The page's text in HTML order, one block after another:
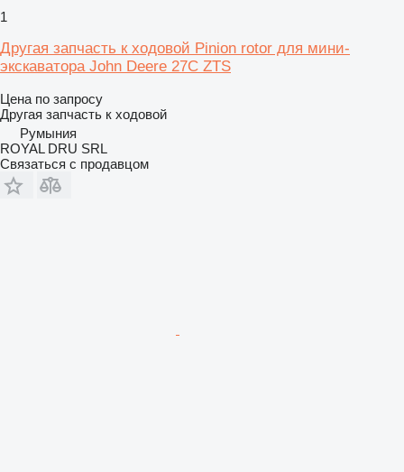
1
Другая запчасть к ходовой Pinion rotor для мини-
экскаватора John Deere 27C ZTS
Цена по запросу
Другая запчасть к ходовой
Румыния
ROYAL DRU SRL
Связаться с продавцом